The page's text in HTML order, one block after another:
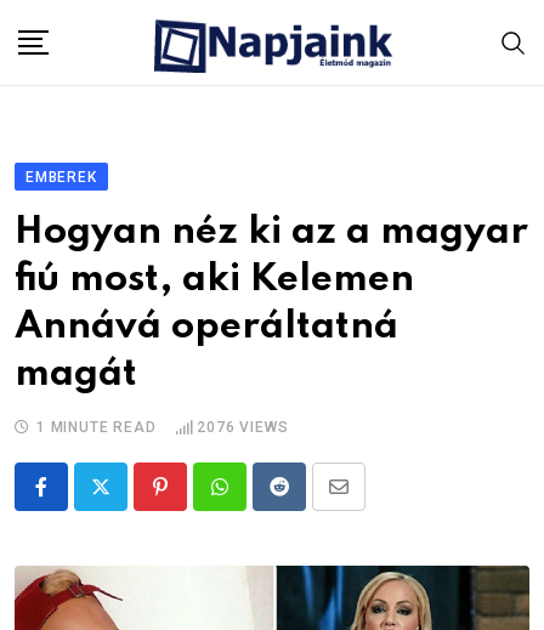
EMBEREK
Hogyan néz ki az a magyar
fiú most, aki Kelemen
Annává operáltatná
magát
1 MINUTE READ 2076 VIEWS
PinterestWhatsappRedditShare
Email